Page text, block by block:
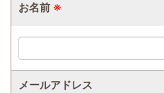
お名前 ※
メールアドレス